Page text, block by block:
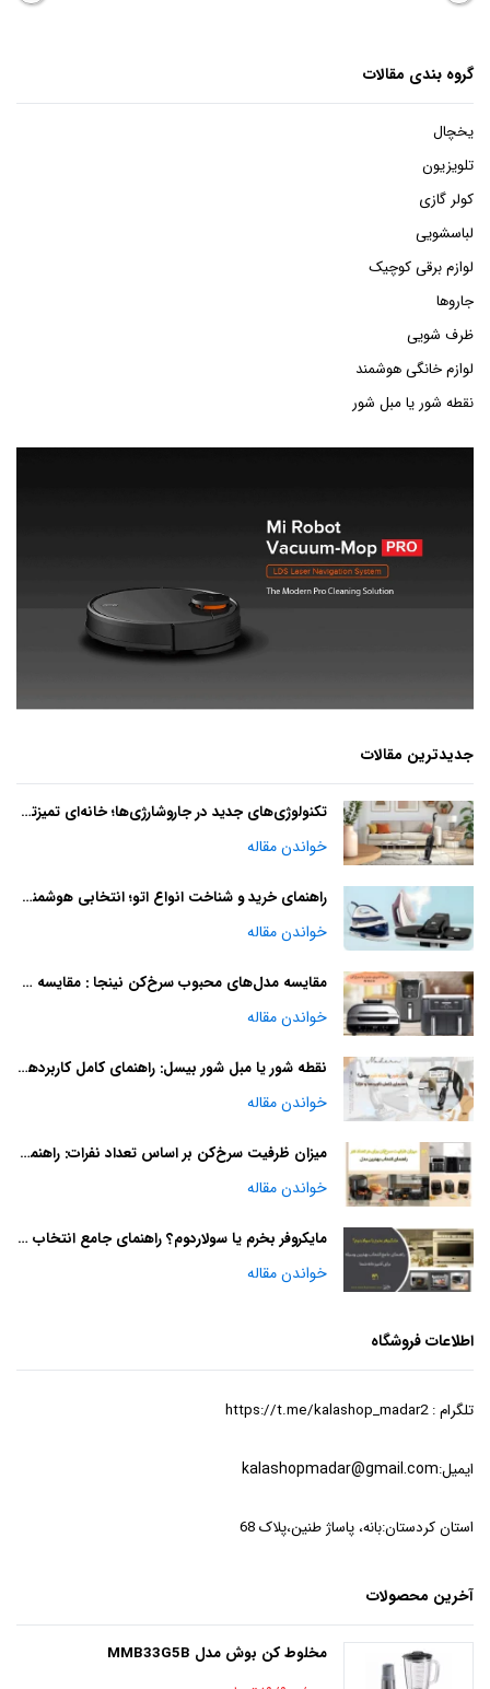
گروه بندی مقالات
یخچال
تلویزیون
کولر گازی
لباسشویی
لوازم برقی کوچیک
جاروها
ظرف شویی
لوازم خانگی هوشمند
نقطه شور یا مبل شور
جدیدترین مقالات
تکنولوژی‌های جدید در جاروشارژی‌ها؛ خانه‌ای تمیزتر با آینده‌ای هوشمند
خواندن مقاله
راهنمای خرید و شناخت انواع اتو؛ انتخابی هوشمندانه
خواندن مقاله
مقایسه مدل‌های محبوب سرخ‌کن نینجا : مقایسه و راهنمای خرید
خواندن مقاله
نقطه شور یا مبل شور بیسل: راهنمای کامل کاربردها و مزایا
خواندن مقاله
میزان ظرفیت سرخ‌کن بر اساس تعداد نفرات: راهنمای انتخاب بهترین مدل
خواندن مقاله
مایکروفر بخرم یا سولاردوم؟ راهنمای جامع انتخاب بهترین وسیله برای آشپزخانه شما
خواندن مقاله
اطلاعات فروشگاه
تلگرام : https://t.me/kalashop_madar2
ایمیل:kalashopmadar@gmail.com
استان کردستان:بانه، پاساژ طنین،پلاک 68
آخرین محصولات
مخلوط کن بوش مدل MMB33G5B